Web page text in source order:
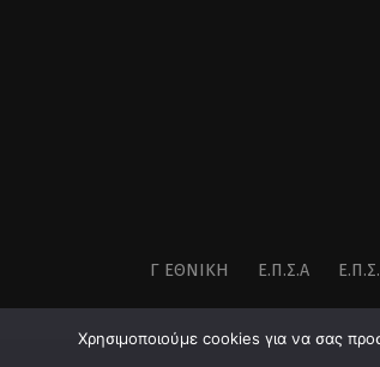
Γ ΕΘΝΙΚΉ Ε.Π.Σ.Α
Χρησιμοποιούμε cookies για να σας